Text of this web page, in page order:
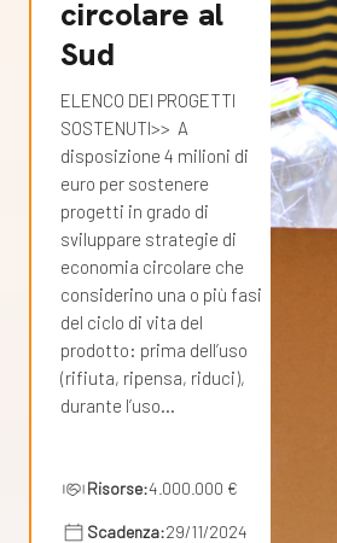
circolare al
Sud
ELENCO DEI PROGETTI
SOSTENUTI>> A
disposizione 4 milioni di
euro per sostenere
progetti in grado di
sviluppare strategie di
economia circolare che
considerino una o più fasi
del ciclo di vita del
prodotto: prima dell’uso
(rifiuta, ripensa, riduci),
durante l’uso…
Risorse:4.000.000 €
Scadenza:29/11/2024